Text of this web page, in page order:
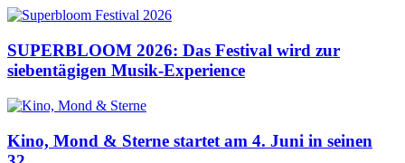
SUPERBLOOM 2026: Das Festival wird zur
siebentägigen Musik-Experience
Kino, Mond & Sterne startet am 4. Juni in seinen